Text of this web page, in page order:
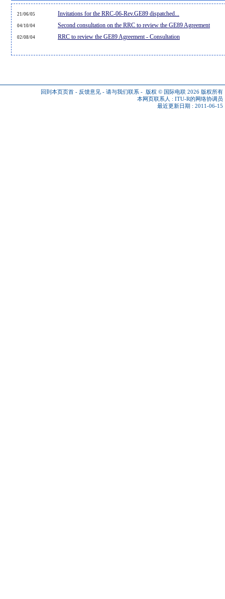
21/06/05 Invitations for the RRC-06-Rev.GE89 dispatched...
04/10/04 Second consultation on the RRC to review the GE89 Agreement
02/08/04 RRC to review the GE89 Agreement - Consultation
回到本页页首 - 反馈意见 - 请与我们联系 - 版权 © 国际电联 2026 版权所有
本网页联系人 : ITU-R的网络协调员
最近更新日期 : 2011-06-15